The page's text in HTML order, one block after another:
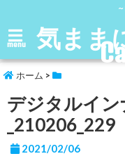
menu 気まま
ホーム >
デジタルイ
_210206_229
2021/02/06